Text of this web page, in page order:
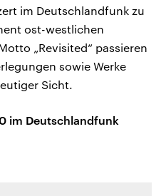
im Deutschlandfunk zu
ost-westlichen
„Revisited“ passieren
sowie Werke
Sicht.
im Deutschlandfunk